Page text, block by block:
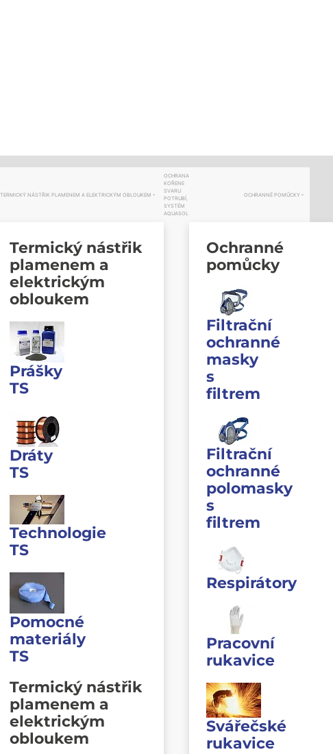
TERMICKÝ NÁSTŘIK PLAMENEM A ELEKTRICKÝM OBLOUKEM
Termický nástřik
plamenem a
elektrickým
obloukem
Prášky
TS
Dráty
TS
Technologie
TS
Pomocné
materiály
TS
Termický nástřik
plamenem a
elektrickým
obloukem
OCHRANA
KOŘENE
SVARU
POTRUBÍ,
SYSTÉM
AQUASOL
OCHRANNÉ POMŮCKY
Ochranné
pomůcky
Filtrační
ochranné
masky
s
filtrem
Filtrační
ochranné
polomasky
s
filtrem
Respirátory
Pracovní
rukavice
Svářečské
rukavice